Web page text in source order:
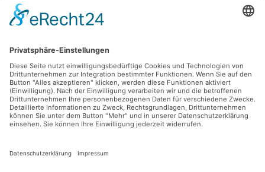
ABSENDEN
Fernblick zu. (Abmeldung jederzeit möglich)